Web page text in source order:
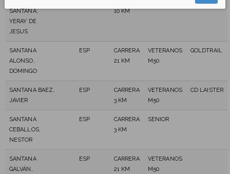
SANTANA,
YERAY DE
JESUS
10 KM
SANTANA
ALONSO,
DOMINGO
ESP
CARRERA
21 KM
VETERANOS
M50
GOLDTRAIL
SANTANA BAEZ,
JAVIER
ESP
CARRERA
3 KM
VETERANOS
M50
CD LAISTER
SANTANA
CEBALLOS,
NESTOR
ESP
CARRERA
3 KM
SENIOR
SANTANA
GALVÁN,
ESP
CARRERA
21 KM
VETERANOS
M50